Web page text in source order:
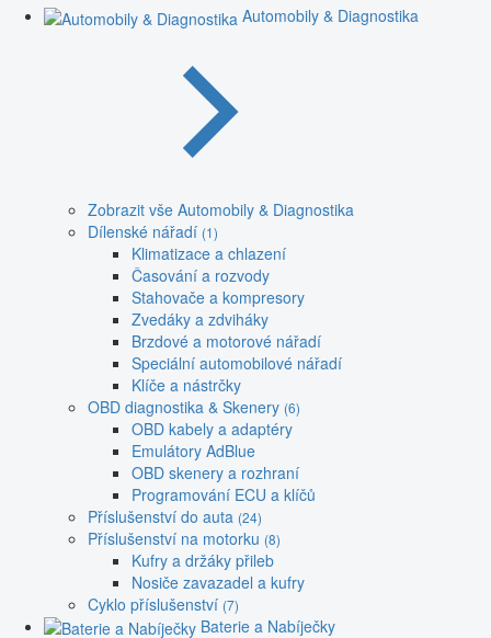
Automobily & Diagnostika
Zobrazit vše Automobily & Diagnostika
Dílenské nářadí (1)
Klimatizace a chlazení
Časování a rozvody
Stahovače a kompresory
Zvedáky a zdviháky
Brzdové a motorové nářadí
Speciální automobilové nářadí
Klíče a nástrčky
OBD diagnostika & Skenery (6)
OBD kabely a adaptéry
Emulátory AdBlue
OBD skenery a rozhraní
Programování ECU a klíčů
Příslušenství do auta (24)
Příslušenství na motorku (8)
Kufry a držáky přileb
Nosiče zavazadel a kufry
Cyklo příslušenství (7)
Baterie a Nabíječky